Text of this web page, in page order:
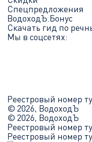
Спецпредложения
ВодоходЪ.Бонус
Скачать гид по
Мы в соцсетях:
Реестровый номер
© 2026, ВодоходЪ
© 2026, ВодоходЪ
Реестровый номер
Реестровый номер